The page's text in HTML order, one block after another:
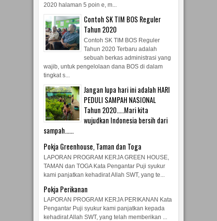
2020 halaman 5 poin e, m...
Contoh SK TIM BOS Reguler
Tahun 2020
Contoh SK TIM BOS Reguler
Tahun 2020 Terbaru adalah
sebuah berkas administrasi yang
wajib, untuk pengelolaan dana BOS di dalam
tingkat s...
Jangan lupa hari ini adalah HARI
PEDULI SAMPAH NASIONAL
Tahun 2020.....Mari kita
wujudkan Indonesia bersih dari
sampah......
Pokja Greenhouse, Taman dan Toga
LAPORAN PROGRAM KERJA GREEN HOUSE,
TAMAN dan TOGA Kata Pengantar Puji syukur
kami panjatkan kehadirat Allah SWT, yang te...
Pokja Perikanan
LAPORAN PROGRAM KERJA PERIKANAN Kata
Pengantar Puji syukur kami panjatkan kepada
kehadirat Allah SWT, yang telah memberikan ...